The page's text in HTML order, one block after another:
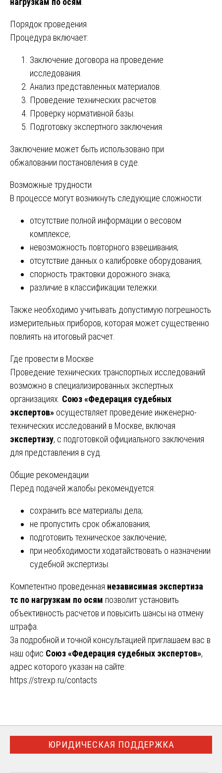
Порядок проведения
Процедура включает:
Заключение договора на проведение
исследования.
Анализ представленных материалов.
Проведение технических расчетов.
Проверку нормативной базы.
Подготовку экспертного заключения.
Заключение может быть использовано при
обжаловании постановления в суде.
Возможные трудности
В процессе могут возникнуть следующие сложности:
отсутствие полной информации о весовом
комплексе;
невозможность повторного взвешивания;
отсутствие данных о калибровке оборудования;
спорность трактовки дорожного знака;
различие в классификации тележки.
Также необходимо учитывать допустимую погрешность
измерительных приборов, которая может существенно
повлиять на итоговый расчет.
Где провести в Москве
Проведение технических транспортных исследований
возможно в специализированных экспертных
организациях. Союз «Федерация судебных
экспертов» осуществляет проведение инженерно-
технических исследований в Москве, включая
экспертизу, с подготовкой официального заключения
для представления в суд.
Общие рекомендации
Перед подачей жалобы рекомендуется:
сохранить все материалы дела;
не пропустить срок обжалования;
подготовить техническое заключение;
при необходимости ходатайствовать о назначении
судебной экспертизы.
Компетентно проведенная независимая экспертиза
тс по нагрузкам по осям позволит установить
объективность расчетов и повысить шансы на отмену
штрафа.
За подробной и точной консультацией приглашаем вас в
наш офис Союз «Федерация судебных экспертов»,
адрес которого указан на сайте:
https://strexp.ru/contacts
ЮРИДИЧЕСКАЯ ПОДДЕРЖКА